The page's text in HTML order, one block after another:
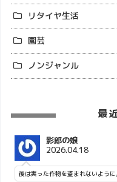
リタイヤ生活
園芸
ノンジャンル
最
影郎の娘
2026.04.18
後は実った作物を盗まれないよう